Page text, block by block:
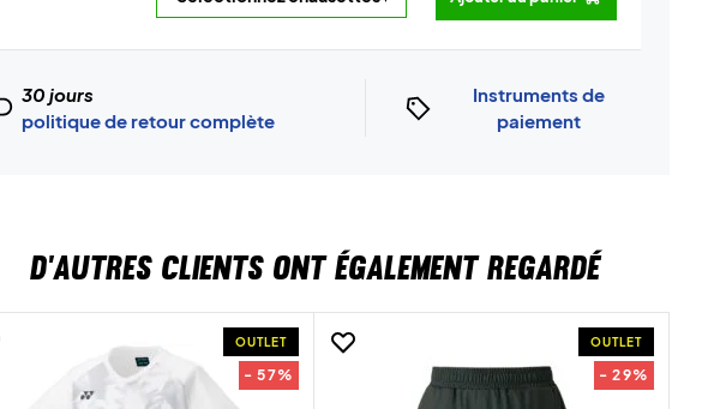
30 jours
politique de retour complète
Instruments de
paiement
D'AUTRES CLIENTS ONT ÉGALEMENT REGARDÉ
OUTLET
- 57%
OUTLET
- 29%